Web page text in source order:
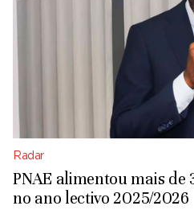
Radar
PNAE alimentou mais de
no ano lectivo 2025/2026